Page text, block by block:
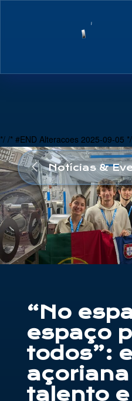
Notícias
Educação
Equipa
Notícias &
*/ /* #END Alteracoes 2025-09-05
“No
espaço
todos”:
talento e